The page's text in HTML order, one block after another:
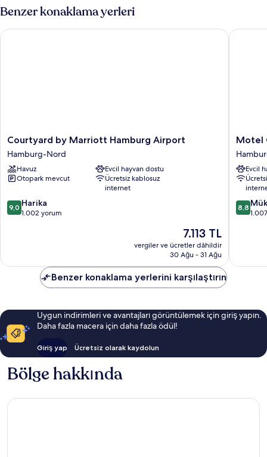
fazla
Benzer konaklama yerleri
Courtyard
by
Marriott
Hamburg
Airport
Nord
Courtyard by Marriott Hamburg Airport
Hamburg-Nord
Havuz
Evcil hayvan dostu
Otopark mevcut
Ücretsiz kablosuz
internet
10
üzerinden
9,0 Harika
1.002 yorum
Güncel
fiyat:
7.113 TL
7.113 TL
vergiler ve ücretler dâhildir
30 Ağu - 31 Ağu
Courtyard by Marriott Hamburg Airport
Motel
One
Airport
Nord
Motel
Evcil
10
8,8
Motel
Benzer konaklama yerlerini karşılaştırın
Uygun indirimleri ve avantajları görüntülemek için giriş yapın.
Daha fazla macera için daha fazla ödül!
Giriş yap Ücretsiz olarak kaydolun
Bölge hakkında